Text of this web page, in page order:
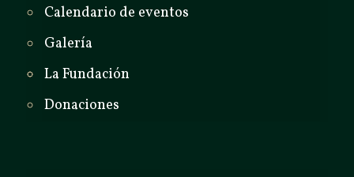
Calendario de eventos
Galería
La Fundación
Donaciones